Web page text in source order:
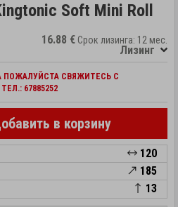
Soft Mini Roll
16.88 € Срок лизинга: 12 мес.
Лизинг
ПОЖАЛУЙСТА СВЯЖИТЕСЬ С
67885252
в корзину
120
185
13